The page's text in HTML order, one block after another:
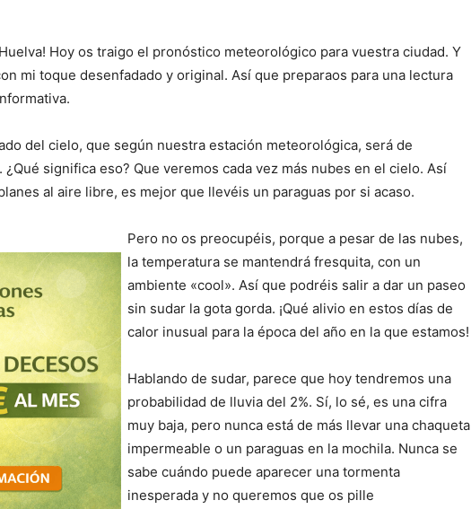
Hoy os traigo el pronóstico meteorológico para vuestra ciudad. Y
mi toque desenfadado y original. Así que preparaos para una lectura
del cielo, que según nuestra estación meteorológica, será de
significa eso? Que veremos cada vez más nubes en el cielo. Así
al aire libre, es mejor que llevéis un paraguas por si acaso.
Pero no os preocupéis, porque a pesar de las nubes,
la temperatura se mantendrá fresquita, con un
ambiente «cool». Así que podréis salir a dar un paseo
sin sudar la gota gorda. ¡Qué alivio en estos días de
calor inusual para la época del año en la que estamos!
Hablando de sudar, parece que hoy tendremos una
probabilidad de lluvia del 2%. Sí, lo sé, es una cifra
muy baja, pero nunca está de más llevar una chaqueta
impermeable o un paraguas en la mochila. Nunca se
sabe cuándo puede aparecer una tormenta
inesperada y no queremos que os pille